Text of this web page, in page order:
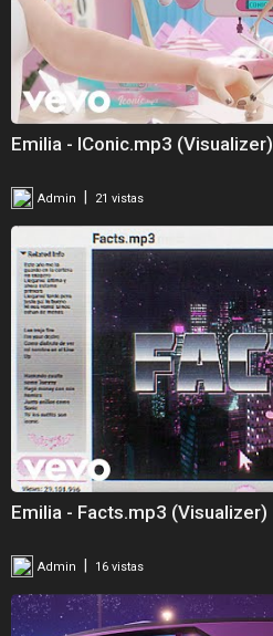
Emilia - IConic.mp3 (Visualizer)
Admin 21 vistas
Emilia - Facts.mp3 (Visualizer)
Admin 16 vistas